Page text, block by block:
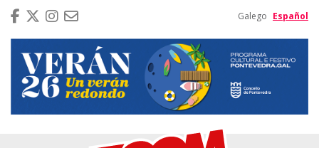
Galego Español